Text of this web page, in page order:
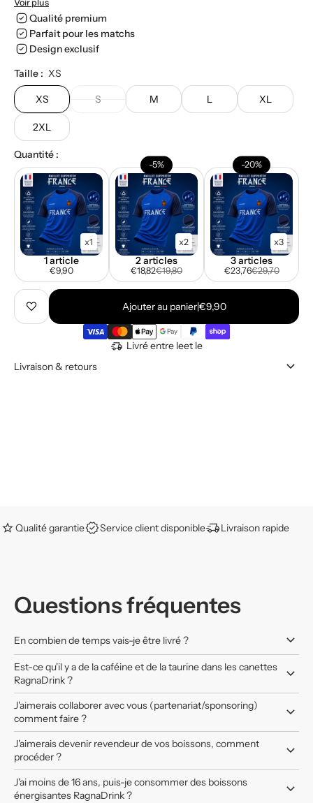
Voir plus
Qualité premium
Parfait pour les matchs
Design exclusif
Taille : XS
XS S M L XL
2XL
Quantité :
x1
1 article
€9,90
-5%
x2
2 articles
€18,82€19,80
-20%
x3
3 articles
€23,76€29,70
Ajouter au panier|€9,90
Livré entre leet le
Livraison & retours
Qualité garantie Service client disponible Livraison rapide
Questions fréquentes
En combien de temps vais-je être livré ?
Est-ce qu'il y a de la caféine et de la taurine dans les canettes
RagnaDrink ?
J'aimerais collaborer avec vous (partenariat/sponsoring)
comment faire ?
J'aimerais devenir revendeur de vos boissons, comment
procéder ?
J'ai moins de 16 ans, puis-je consommer des boissons
énergisantes RagnaDrink ?